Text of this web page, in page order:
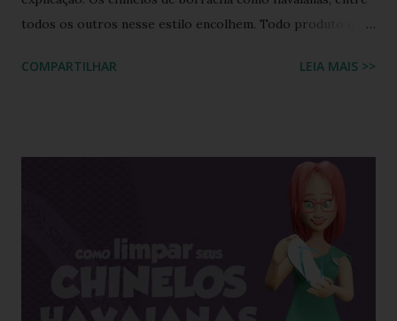
todos os outros nesse estilo encolhem. Todo produto que
tanto do calor quanto do frio, ou seja, durante o processo
será molhado e exposto ao sol, sendo assim o chinelo pode
encolher de 1 a 2 cm. A comprovação é simples, se você
utilizar o chinelo adquirido no ano passado você verá que
ele está mais justo ao seu pé e se comprar um novo e
medir com o antigo a diferença irá aparecer também,
portanto não se assustem, chinelo de borracha encolhe
COMPARTILHAR LEIA MAIS >>